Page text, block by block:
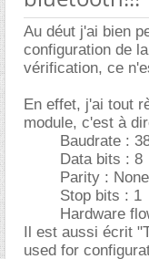
Au déut j'ai bien
configuration de
vérification, ce
En effet, j'ai tout
module, c'est à
Baudrate :
Data bits : 8
Parity : None
Stop bits : 1
Hardware
Il est aussi écrit
used for